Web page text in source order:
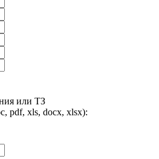
или ТЗ
pdf, xls, docx, xlsx):